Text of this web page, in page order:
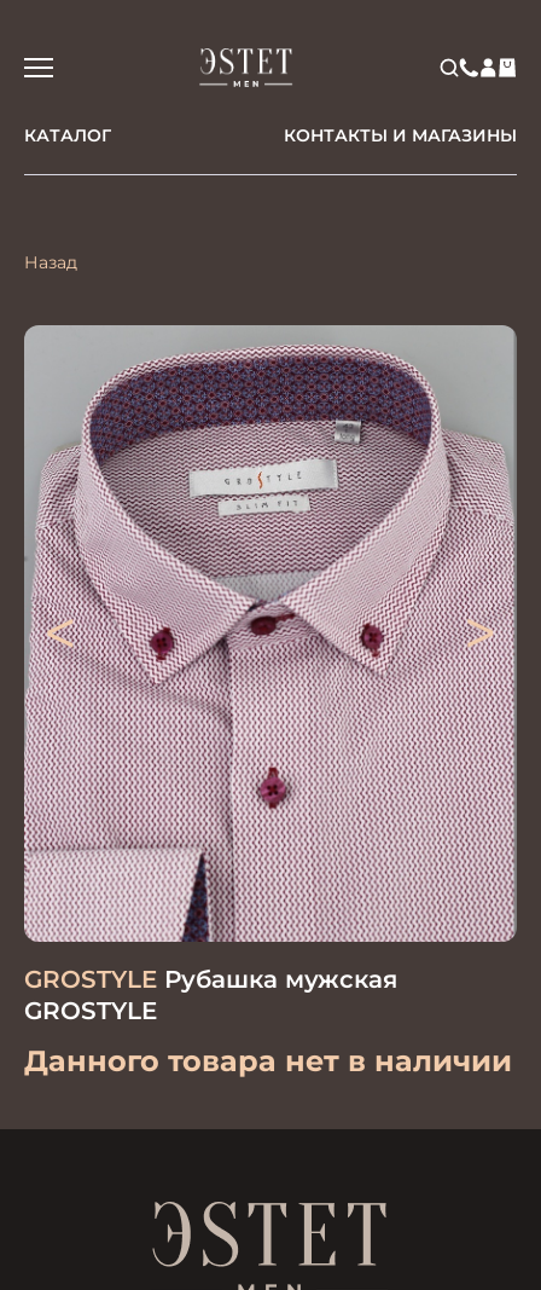
КАТАЛОГ КОНТАКТЫ И МАГАЗИНЫ
Назад
< >
GROSTYLE Рубашка мужская
GROSTYLE
Данного товара нет в наличии